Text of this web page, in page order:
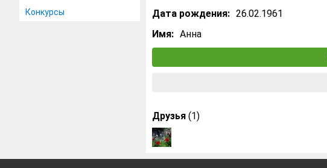
Конкурсы
Дата рождения: 26.02.1961
Имя: Анна
Друзья (1)